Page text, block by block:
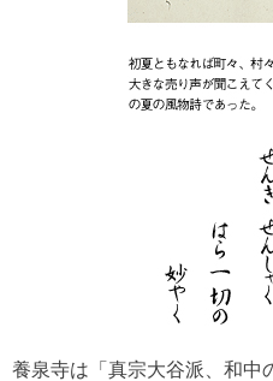
養泉寺は「真宗大谷派、和中